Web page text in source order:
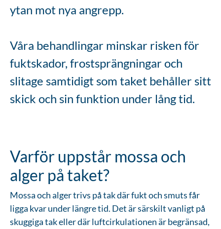
ytan mot nya angrepp.
Våra behandlingar minskar risken för
fuktskador, frostsprängningar och
slitage samtidigt som taket behåller sitt
skick och sin funktion under lång tid.
Varför uppstår mossa och
alger på taket?
Mossa och alger trivs på tak där fukt och smuts får
ligga kvar under längre tid. Det är särskilt vanligt på
skuggiga tak eller där luftcirkulationen är begränsad,